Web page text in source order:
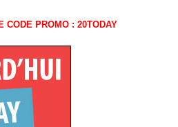
CODE PROMO : 20TODAY